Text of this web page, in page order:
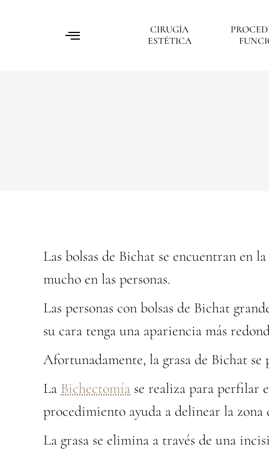
CIRUGÍA
ESTÉTICA
Las bolsas de Bichat se encuentran en
mucho en las personas.
Las personas con bolsas de Bichat
su cara tenga una apariencia más
Afortunadamente, la grasa de Bichat
La Bichectomía se realiza para perfilar
procedimiento ayuda a delinear la zona
La grasa se elimina a través de una